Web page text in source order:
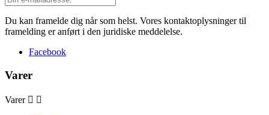
Du kan framelde dig når som helst. Vores kontaktoplysninger til
framelding er anført i den juridiske meddelelse.
Facebook
Varer
Varer  